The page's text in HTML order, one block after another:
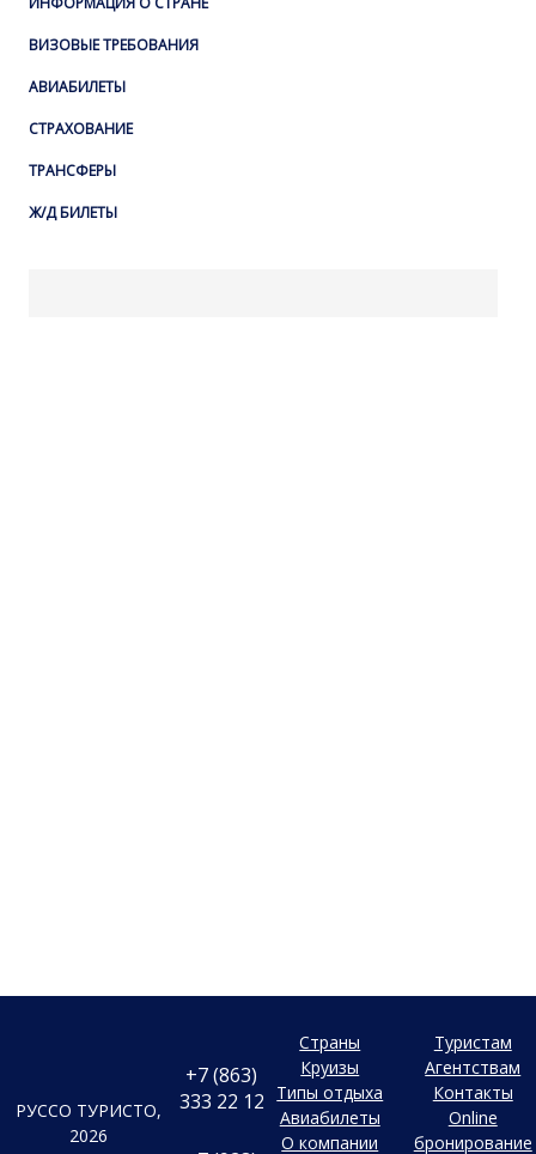
ВИЗОВЫЕ ТРЕБОВАНИЯ
АВИАБИЛЕТЫ
СТРАХОВАНИЕ
ТРАНСФЕРЫ
Ж/Д БИЛЕТЫ
РУССО ТУРИСТО,
2026
Страны
Круизы
Типы отдыха
Авиабилеты
О компании
Туристам
Агентствам
Контакты
Online
бронирование
+7 (863)
333 22 12